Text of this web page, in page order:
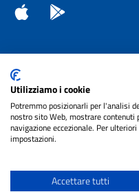
App Store
Attuazione Misure PNRR
Piano di miglioramento del
Note legali
cura diNET
Utilizziamo i cookie
Potremmo posizionarli per l'analisi
nostro sito Web, mostrare
navigazione eccezionale. Per
impostazioni.
Accettare tutti